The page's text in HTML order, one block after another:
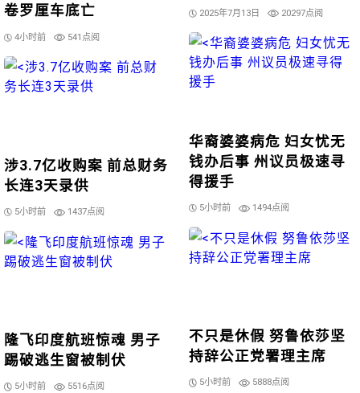
2025年7月13日 20297点阅
卷罗厘车底亡
4小时前 541点阅
华裔婆婆病危 妇女忧无
钱办后事 州议员极速寻
得援手
5小时前 1494点阅
涉3.7亿收购案 前总财务
长连3天录供
5小时前 1437点阅
不只是休假 努鲁依莎坚
持辞公正党署理主席
5小时前 5888点阅
隆飞印度航班惊魂 男子
踢破逃生窗被制伏
5小时前 5516点阅